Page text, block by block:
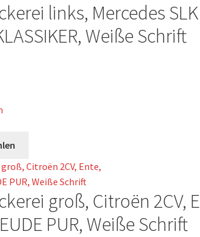
links, Mercedes
Weiße Schrift
weist
mehrere
Varianten
Die
groß, Citroën 2CV,
PUR, Weiße Schrift